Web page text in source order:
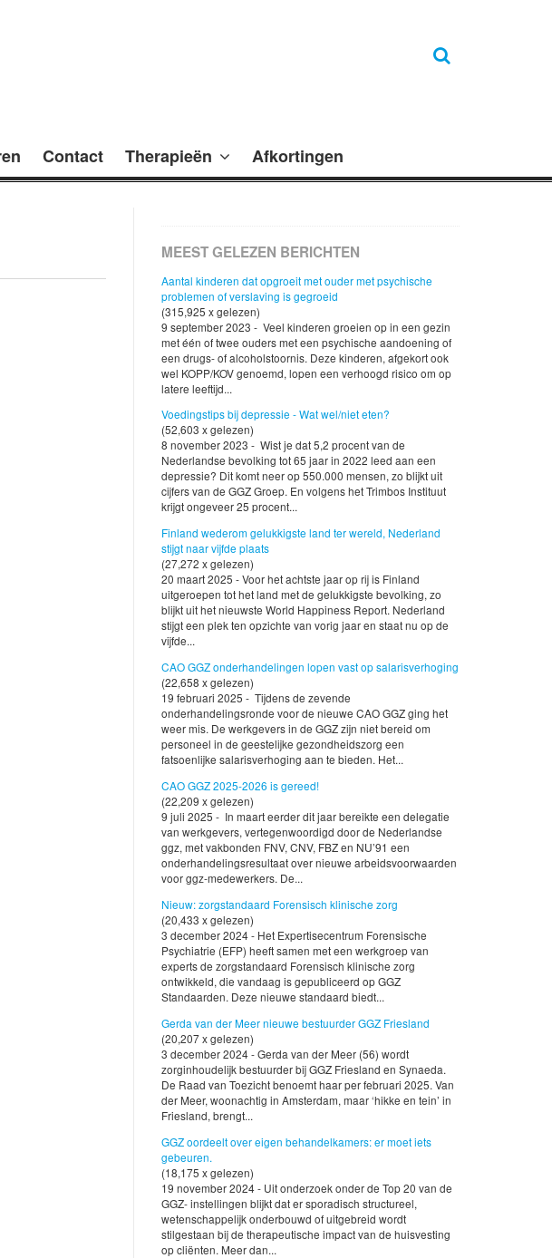
Contact Therapieën Afkortingen
MEEST GELEZEN BERICHTEN
Aantal kinderen dat opgroeit met ouder met psychische
problemen of verslaving is gegroeid
(315,925 x gelezen)
9 september 2023 - Veel kinderen groeien op in een gezin
met één of twee ouders met een psychische aandoening of
een drugs- of alcoholstoornis. Deze kinderen, afgekort ook
wel KOPP/KOV genoemd, lopen een verhoogd risico om op
latere leeftijd...
Voedingstips bij depressie - Wat wel/niet eten?
(52,603 x gelezen)
8 november 2023 - Wist je dat 5,2 procent van de
Nederlandse bevolking tot 65 jaar in 2022 leed aan een
depressie? Dit komt neer op 550.000 mensen, zo blijkt uit
cijfers van de GGZ Groep. En volgens het Trimbos Instituut
krijgt ongeveer 25 procent...
Finland wederom gelukkigste land ter wereld, Nederland
stijgt naar vijfde plaats
(27,272 x gelezen)
20 maart 2025 - Voor het achtste jaar op rij is Finland
uitgeroepen tot het land met de gelukkigste bevolking, zo
blijkt uit het nieuwste World Happiness Report. Nederland
stijgt een plek ten opzichte van vorig jaar en staat nu op de
vijfde...
CAO GGZ onderhandelingen lopen vast op salarisverhoging
(22,658 x gelezen)
19 februari 2025 - Tijdens de zevende
onderhandelingsronde voor de nieuwe CAO GGZ ging het
weer mis. De werkgevers in de GGZ zijn niet bereid om
personeel in de geestelijke gezondheidszorg een
fatsoenlijke salarisverhoging aan te bieden. Het...
CAO GGZ 2025-2026 is gereed!
(22,209 x gelezen)
9 juli 2025 - In maart eerder dit jaar bereikte een delegatie
van werkgevers, vertegenwoordigd door de Nederlandse
ggz, met vakbonden FNV, CNV, FBZ en NU’91 een
onderhandelingsresultaat over nieuwe arbeidsvoorwaarden
voor ggz-medewerkers. De...
Nieuw: zorgstandaard Forensisch klinische zorg
(20,433 x gelezen)
3 december 2024 - Het Expertisecentrum Forensische
Psychiatrie (EFP) heeft samen met een werkgroep van
experts de zorgstandaard Forensisch klinische zorg
ontwikkeld, die vandaag is gepubliceerd op GGZ
Standaarden. Deze nieuwe standaard biedt...
Gerda van der Meer nieuwe bestuurder GGZ Friesland
(20,207 x gelezen)
3 december 2024 - Gerda van der Meer (56) wordt
zorginhoudelijk bestuurder bij GGZ Friesland en Synaeda.
De Raad van Toezicht benoemt haar per februari 2025. Van
der Meer, woonachtig in Amsterdam, maar ‘hikke en tein’ in
Friesland, brengt...
GGZ oordeelt over eigen behandelkamers: er moet iets
gebeuren.
(18,175 x gelezen)
19 november 2024 - Uit onderzoek onder de Top 20 van de
GGZ- instellingen blijkt dat er sporadisch structureel,
wetenschappelijk onderbouwd of uitgebreid wordt
stilgestaan bij de therapeutische impact van de huisvesting
op cliënten. Meer dan...